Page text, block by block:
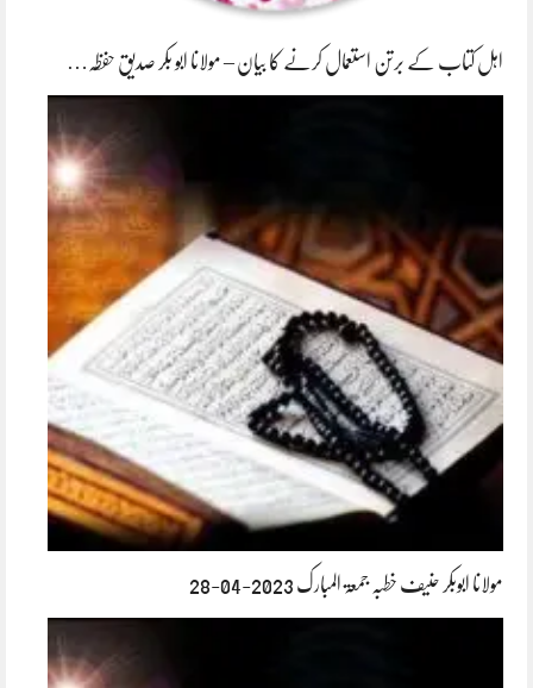
اہل کتاب کے برتن استعمال کرنے کا بیان – مولانا ابو بکر صدیق حفظہ…
مولانا ابوبکر حنیف خطبہ جمعۃ المبارک 2023-04-28